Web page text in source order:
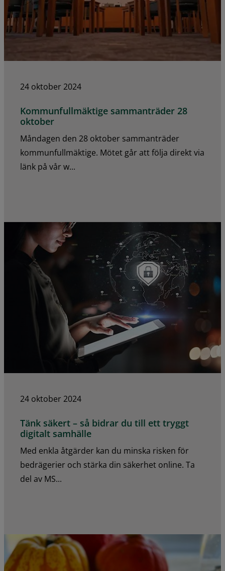
24 oktober 2024
Kommunfullmäktige sammanträder 28
oktober
Måndagen den 28 oktober sammanträder
kommunfullmäktige. Mötet går att följa direkt via
länk på vår w...
24 oktober 2024
Tänk säkert – så bidrar du till ett tryggt
digitalt samhälle
Med enkla åtgärder kan du minska risken för
bedrägerier och stärka din säkerhet online. Ta
del av MS...